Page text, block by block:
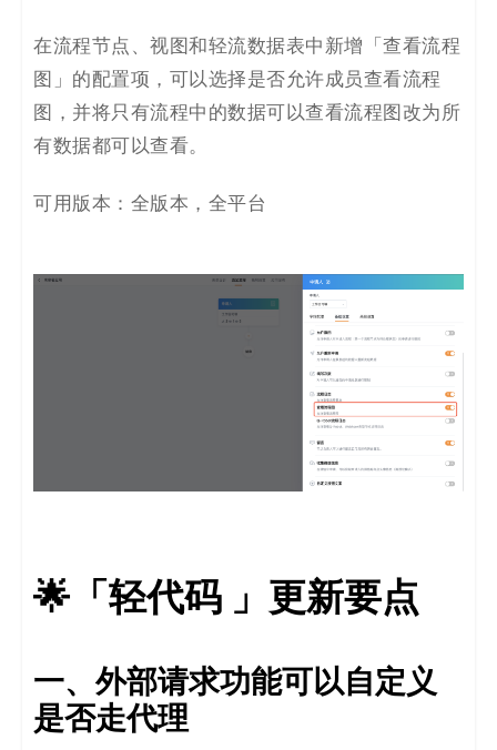
在流程节点、视图和轻流数据表中新增「查看流程
图」的配置项，可以选择是否允许成员查看流程
图，并将只有流程中的数据可以查看流程图改为所
有数据都可以查看。
可用版本：全版本，全平台
🌟 「轻代码 」更新要点
一、外部请求功能可以自定义
是否走代理